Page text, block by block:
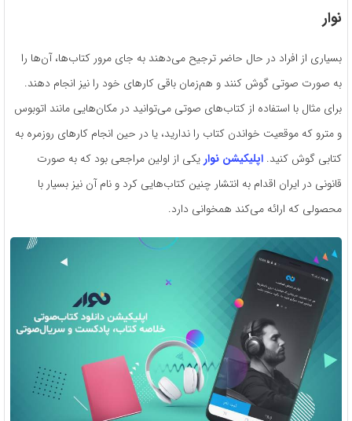
نوار
بسیاری از افراد در حال حاضر ترجیح می‌دهند به جای مرور کتاب‌ها، آن‌ها را
به صورت صوتی گوش کنند و هم‌زمان باقی کارهای خود را نیز انجام دهند.
برای مثال با استفاده از کتاب‌های صوتی می‌توانید در مکان‌هایی مانند اتوبوس
و مترو که موقعیت خواندن کتاب را ندارید، یا در حین انجام کارهای روزمره به
کتابی گوش کنید. اپلیکیشن نوار یکی از اولین مراجعی بود که به صورت
قانونی در ایران اقدام به انتشار چنین کتاب‌هایی کرد و نام آن نیز بسیار با
محصولی که ارائه می‌کند همخوانی دارد.